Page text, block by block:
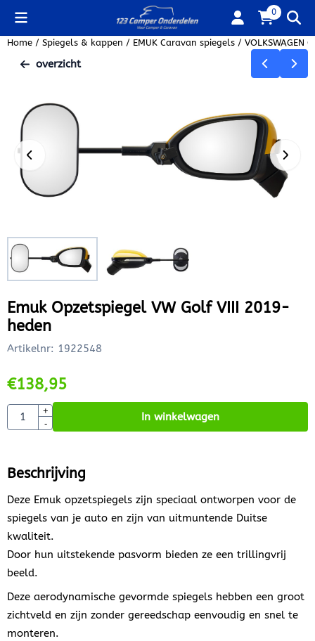
Cookievoorkeuren zijn beschikbaar. Kies instellingen of sta
0
Home / Spiegels & kappen / EMUK Caravan spiegels / VOLKSWAGEN
overzicht
Emuk Opzetspiegel VW Golf VIII 2019-
heden
Artikelnr: 1922548
€138,95
Aantal
+
-
In winkelwagen
Beschrijving
Deze Emuk opzetspiegels zijn speciaal ontworpen voor de
spiegels van je auto en zijn van uitmuntende Duitse
kwaliteit.
Door hun uitstekende pasvorm bieden ze een trillingvrij
beeld.
Deze aerodynamische gevormde spiegels hebben een groot
zichtveld en zijn zonder gereedschap eenvoudig en snel te
monteren.